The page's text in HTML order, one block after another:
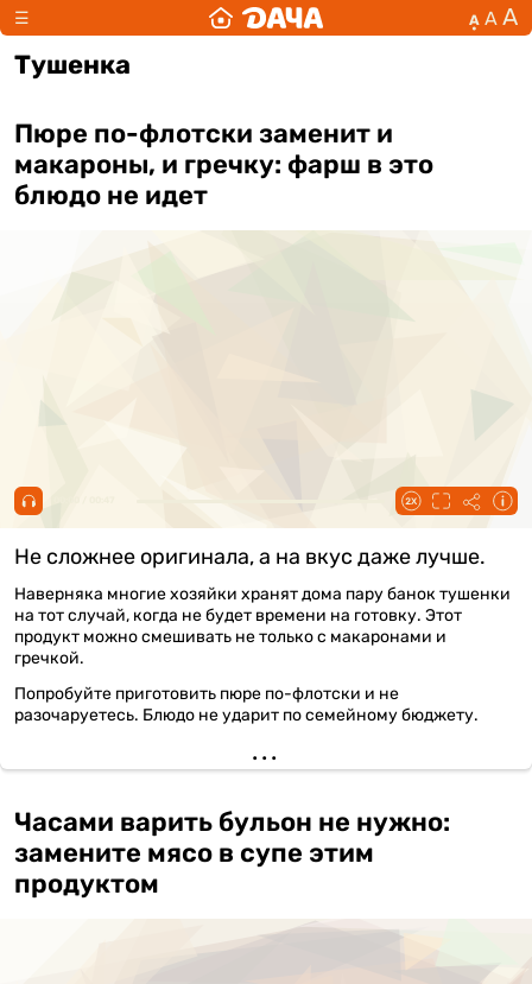
☰ А А А
Тушенка
Пюре по-флотски заменит и
макароны, и гречку: фарш в это
блюдо не идет
Не сложнее оригинала, а на вкус даже лучше.
Наверняка многие хозяйки хранят дома пару банок тушенки
на тот случай, когда не будет времени на готовку. Этот
продукт можно смешивать не только с макаронами и
гречкой.
Попробуйте приготовить пюре по-флотски и не
разочаруетесь. Блюдо не ударит по семейному бюджету.
Часами варить бульон не нужно:
замените мясо в супе этим
продуктом